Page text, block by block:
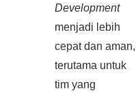
Development
menjadi lebih
cepat dan aman,
terutama untuk
tim yang